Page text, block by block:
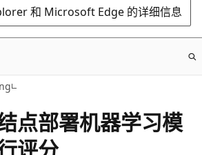
和 Microsoft Edge 的详细信息
点部署机器学习模
评分